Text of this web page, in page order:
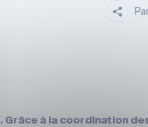
à la coordination